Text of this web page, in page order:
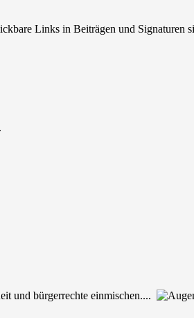
Links in Beiträgen und
und bürgerrechte einmischen....